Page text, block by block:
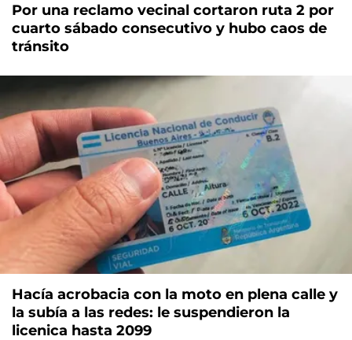
Por una reclamo vecinal cortaron ruta 2 por
cuarto sábado consecutivo y hubo caos de
tránsito
Hacía acrobacia con la moto en plena calle y
la subía a las redes: le suspendieron la
licenica hasta 2099